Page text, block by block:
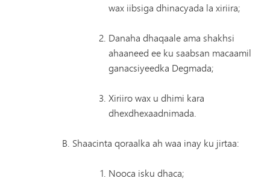
wax iibsiga dhinacyada la xiriira;
Danaha dhaqaale ama shakhsi
ahaaneed ee ku saabsan macaamil
ganacsiyeedka Degmada;
Xiriiro wax u dhimi kara
dhexdhexaadnimada.
Shaacinta qoraalka ah waa inay ku jirtaa:
Nooca isku dhaca;